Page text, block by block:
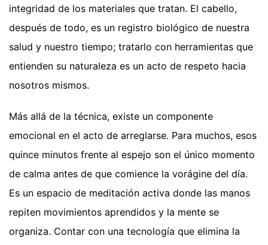
integridad de los materiales que tratan. El cabello,
después de todo, es un registro biológico de nuestra
salud y nuestro tiempo; tratarlo con herramientas que
entienden su naturaleza es un acto de respeto hacia
nosotros mismos.
Más allá de la técnica, existe un componente
emocional en el acto de arreglarse. Para muchos, esos
quince minutos frente al espejo son el único momento
de calma antes de que comience la vorágine del día.
Es un espacio de meditación activa donde las manos
repiten movimientos aprendidos y la mente se
organiza. Contar con una tecnología que elimina la